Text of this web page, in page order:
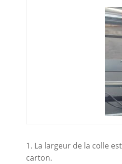
1. La largeur de la colle
carton.